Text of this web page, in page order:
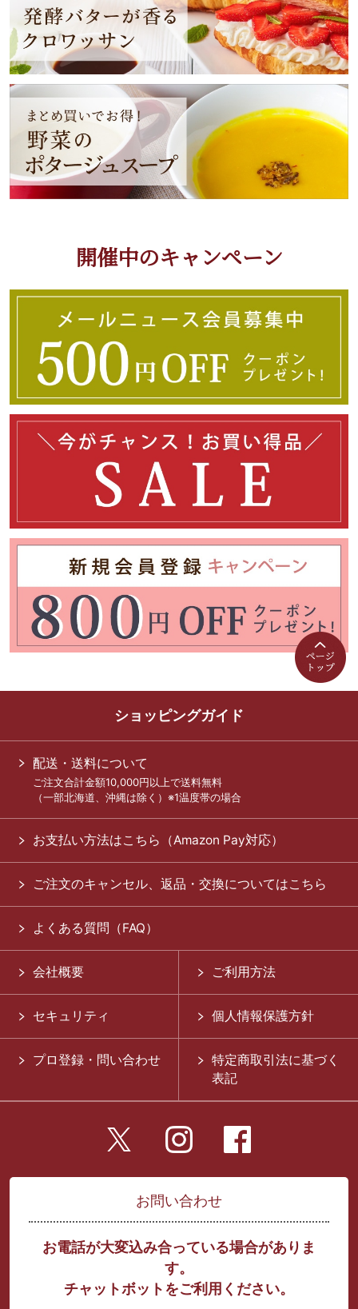
開催中のキャンペーン
ショッピングガイド
配送・送料について
ご注文合計金額10,000円以上で送料無料
（一部北海道、沖縄は除く）※1温度帯の場合
お支払い方法はこちら（Amazon Pay対応）
ご注文のキャンセル、返品・交換についてはこちら
よくある質問（FAQ）
会社概要 ご利用方法
セキュリティ 個人情報保護方針
プロ登録・問い合わせ
特定商取引法に基づく
表記
お問い合わせ
お電話が大変込み合っている場合がありま
す。
チャットボットをご利用ください。